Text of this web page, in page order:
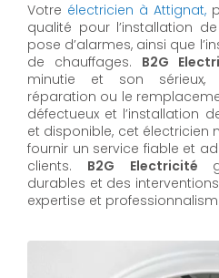
Votre électricien à Attignat,
qualité pour l’installation
pose d’alarmes, ainsi que
de chauffages. B2G
minutie et son sérieux,
réparation ou le
défectueux et l’installation
et disponible, cet électricien
fournir un service fiable et
clients. B2G Electricité
durables et des
expertise et